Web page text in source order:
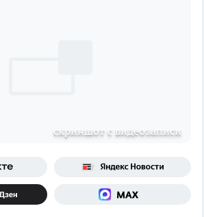
скриншот с видеозаписи